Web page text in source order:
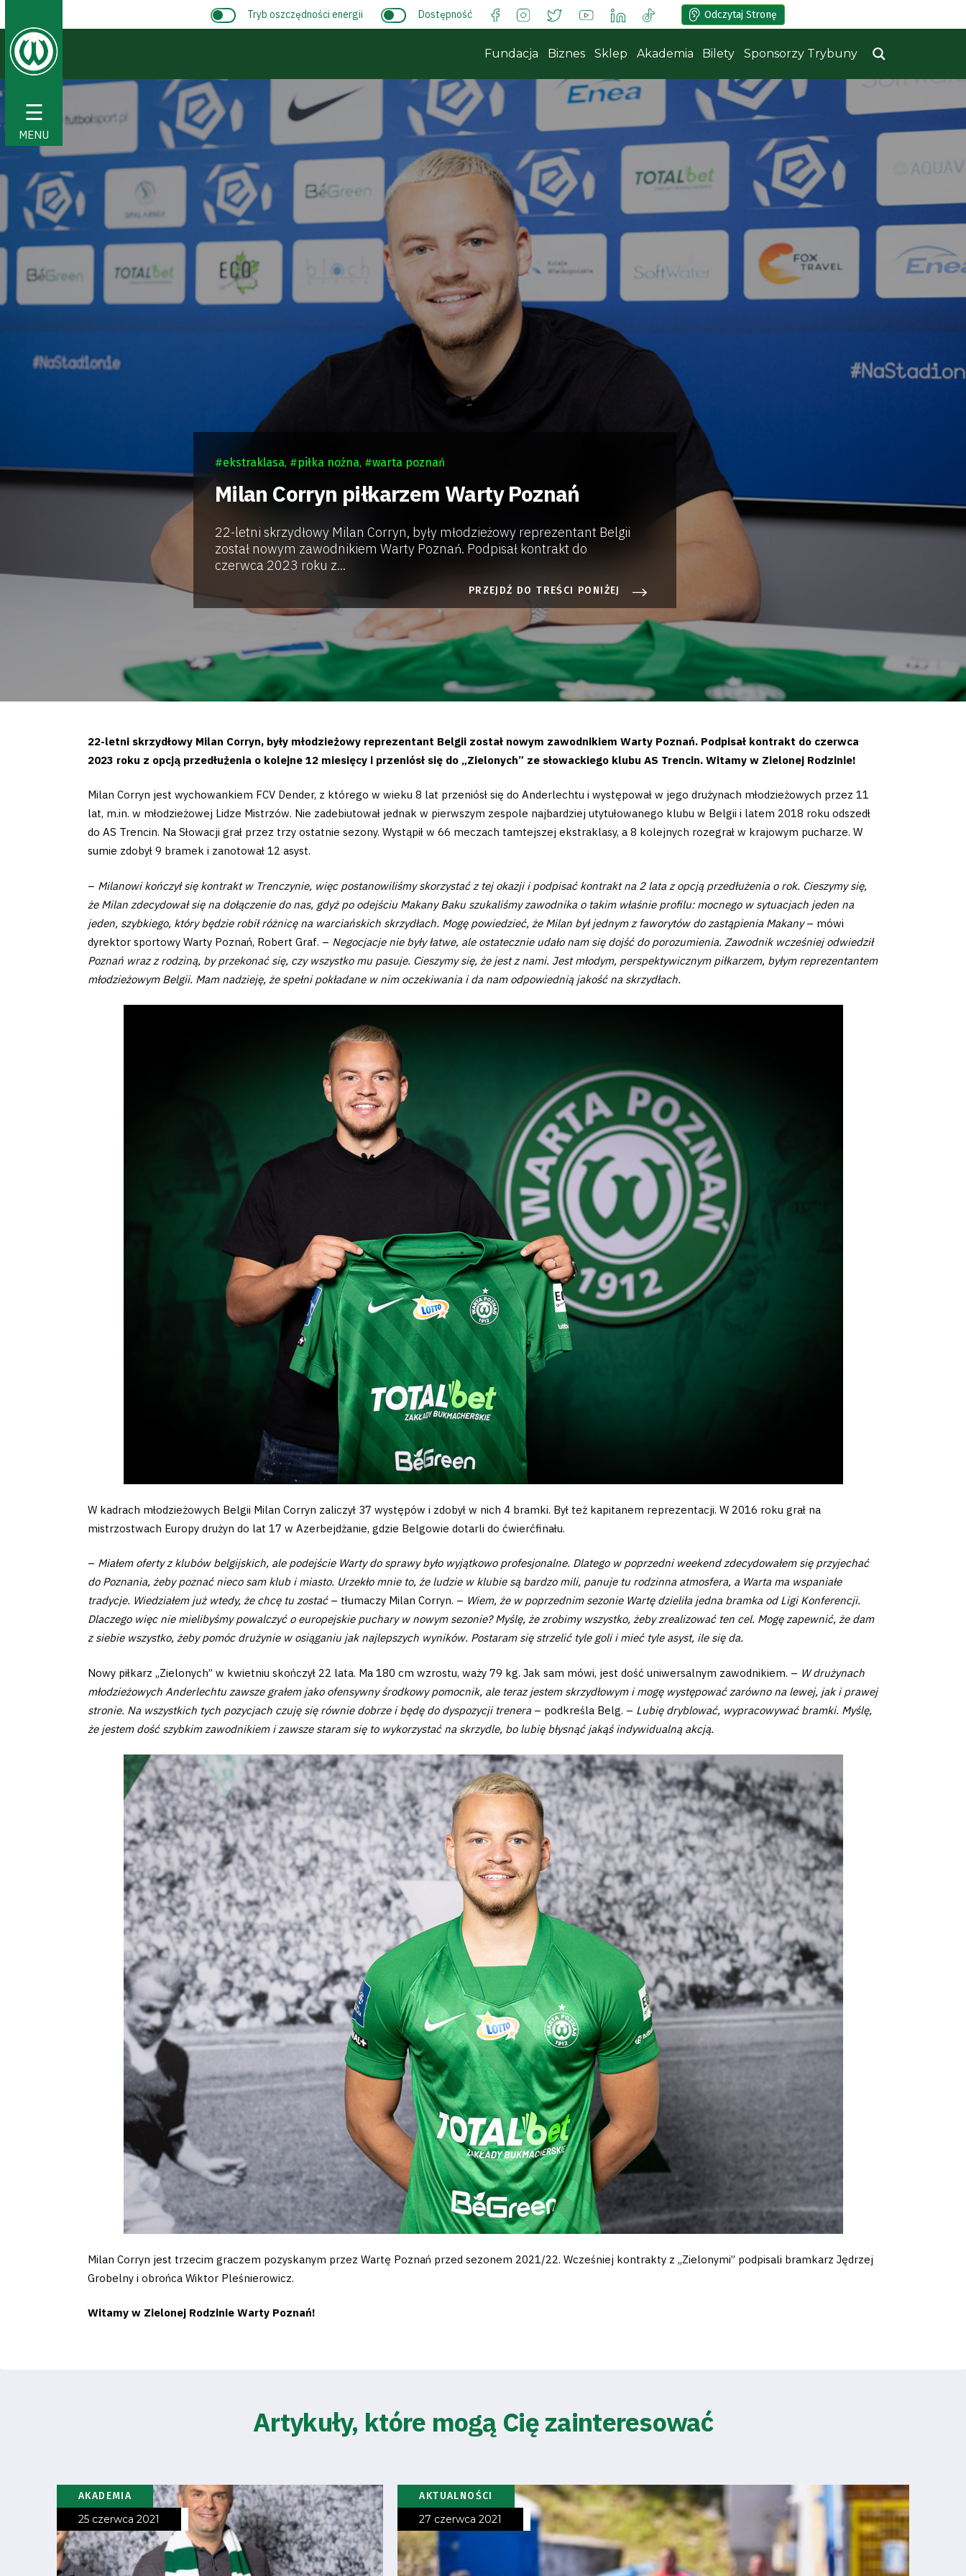
☰
MENU
Aktualności
Fundacja
Sponsorzy
prywatności
Regulaminy
#WARTOpobrać
pośredników
transakcyjnych
Tryb oszczędności energii Dostępność Odczytaj Stronę
Fundacja Biznes Sklep Akademia Bilety Sponsorzy Trybuny
#ekstraklasa, #piłka nożna, #warta poznań
Milan Corryn piłkarzem Warty Poznań
22-letni skrzydłowy Milan Corryn, były młodzieżowy reprezentant Belgii
został nowym zawodnikiem Warty Poznań. Podpisał kontrakt do
czerwca 2023 roku z...
PRZEJDŹ DO TREŚCI PONIŻEJ
22-letni skrzydłowy Milan Corryn, były młodzieżowy reprezentant Belgii został nowym zawodnikiem Warty Poznań. Podpisał kontrakt do czerwca
2023 roku z opcją przedłużenia o kolejne 12 miesięcy i przeniósł się do „Zielonych” ze słowackiego klubu AS Trencin. Witamy w Zielonej Rodzinie!
Milan Corryn jest wychowankiem FCV Dender, z którego w wieku 8 lat przeniósł się do Anderlechtu i występował w jego drużynach młodzieżowych przez 11
lat, m.in. w młodzieżowej Lidze Mistrzów. Nie zadebiutował jednak w pierwszym zespole najbardziej utytułowanego klubu w Belgii i latem 2018 roku odszedł
do AS Trencin. Na Słowacji grał przez trzy ostatnie sezony. Wystąpił w 66 meczach tamtejszej ekstraklasy, a 8 kolejnych rozegrał w krajowym pucharze. W
sumie zdobył 9 bramek i zanotował 12 asyst.
– Milanowi kończył się kontrakt w Trenczynie, więc postanowiliśmy skorzystać z tej okazji i podpisać kontrakt na 2 lata z opcją przedłużenia o rok. Cieszymy się,
że Milan zdecydował się na dołączenie do nas, gdyż po odejściu Makany Baku szukaliśmy zawodnika o takim właśnie profilu: mocnego w sytuacjach jeden na
jeden, szybkiego, który będzie robił różnicę na warciańskich skrzydłach. Mogę powiedzieć, że Milan był jednym z faworytów do zastąpienia Makany– mówi
dyrektor sportowy Warty Poznań, Robert Graf. – Negocjacje nie były łatwe, ale ostatecznie udało nam się dojść do porozumienia. Zawodnik wcześniej odwiedził
Poznań wraz z rodziną, by przekonać się, czy wszystko mu pasuje. Cieszymy się, że jest z nami. Jest młodym, perspektywicznym piłkarzem, byłym reprezentantem
młodzieżowym Belgii. Mam nadzieję, że spełni pokładane w nim oczekiwania i da nam odpowiednią jakość na skrzydłach.
W kadrach młodzieżowych Belgii Milan Corryn zaliczył 37 występów i zdobył w nich 4 bramki. Był też kapitanem reprezentacji. W 2016 roku grał na
mistrzostwach Europy drużyn do lat 17 w Azerbejdżanie, gdzie Belgowie dotarli do ćwierćfinału.
– Miałem oferty z klubów belgijskich, ale podejście Warty do sprawy było wyjątkowo profesjonalne. Dlatego w poprzedni weekend zdecydowałem się przyjechać
do Poznania, żeby poznać nieco sam klub i miasto. Urzekło mnie to, że ludzie w klubie są bardzo mili, panuje tu rodzinna atmosfera, a Warta ma wspaniałe
tradycje. Wiedziałem już wtedy, że chcę tu zostać– tłumaczy Milan Corryn. – Wiem, że w poprzednim sezonie Wartę dzieliła jedna bramka od Ligi Konferencji.
Dlaczego więc nie mielibyśmy powalczyć o europejskie puchary w nowym sezonie? Myślę, że zrobimy wszystko, żeby zrealizować ten cel. Mogę zapewnić, że dam
z siebie wszystko, żeby pomóc drużynie w osiąganiu jak najlepszych wyników. Postaram się strzelić tyle goli i mieć tyle asyst, ile się da.
Nowy piłkarz „Zielonych” w kwietniu skończył 22 lata. Ma 180 cm wzrostu, waży 79 kg. Jak sam mówi, jest dość uniwersalnym zawodnikiem. – W drużynach
młodzieżowych Anderlechtu zawsze grałem jako ofensywny środkowy pomocnik, ale teraz jestem skrzydłowym i mogę występować zarówno na lewej, jak i prawej
stronie. Na wszystkich tych pozycjach czuję się równie dobrze i będę do dyspozycji trenera – podkreśla Belg. – Lubię dryblować, wypracowywać bramki. Myślę,
że jestem dość szybkim zawodnikiem i zawsze staram się to wykorzystać na skrzydle, bo lubię błysnąć jakąś indywidualną akcją.
Milan Corryn jest trzecim graczem pozyskanym przez Wartę Poznań przed sezonem 2021/22. Wcześniej kontrakty z „Zielonymi” podpisali bramkarz Jędrzej
Grobelny i obrońca Wiktor Pleśnierowicz.
Witamy w Zielonej Rodzinie Warty Poznań!
Artykuły, które mogą Cię zainteresować
AKADEMIA
25 czerwca 2021
AKTUALNOŚCI
27 czerwca 2021